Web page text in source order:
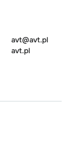
avt@avt.pl
avt.pl